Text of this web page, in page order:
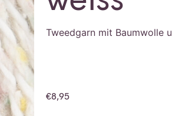
Tweedgarn mit Baumwolle
€8,95